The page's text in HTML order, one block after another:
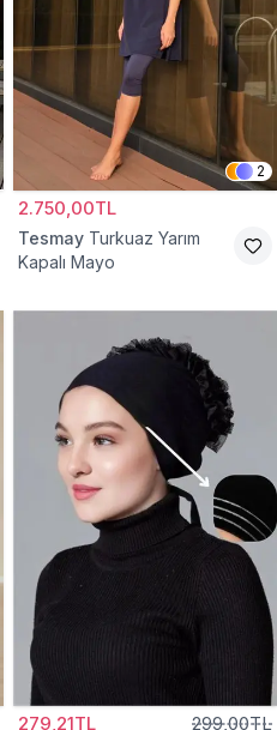
2
2.750,00TL
Tesmay Turkuaz Yarım
Kapalı Mayo
279,21TL 299,00TL